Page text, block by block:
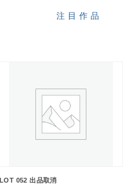
注目作品
LOT 052 出品取消